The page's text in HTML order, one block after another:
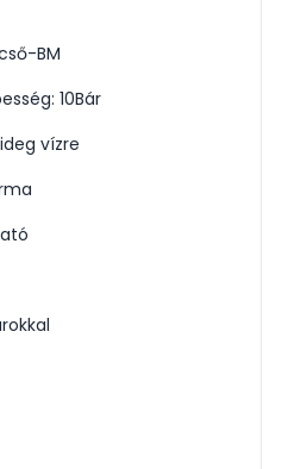
BM
10Bár
vízre